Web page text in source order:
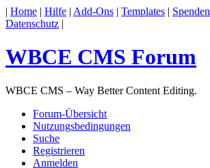
| Home | Hilfe | Add-Ons | Templates | Spenden
Datenschutz |
WBCE CMS Forum
WBCE CMS – Way Better Content Editing.
Forum-Übersicht
Nutzungsbedingungen
Suche
Registrieren
Anmelden